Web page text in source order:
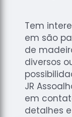
Tacos de
Madeiras
Tem
em são
de
diversos
JR
em
detalhes